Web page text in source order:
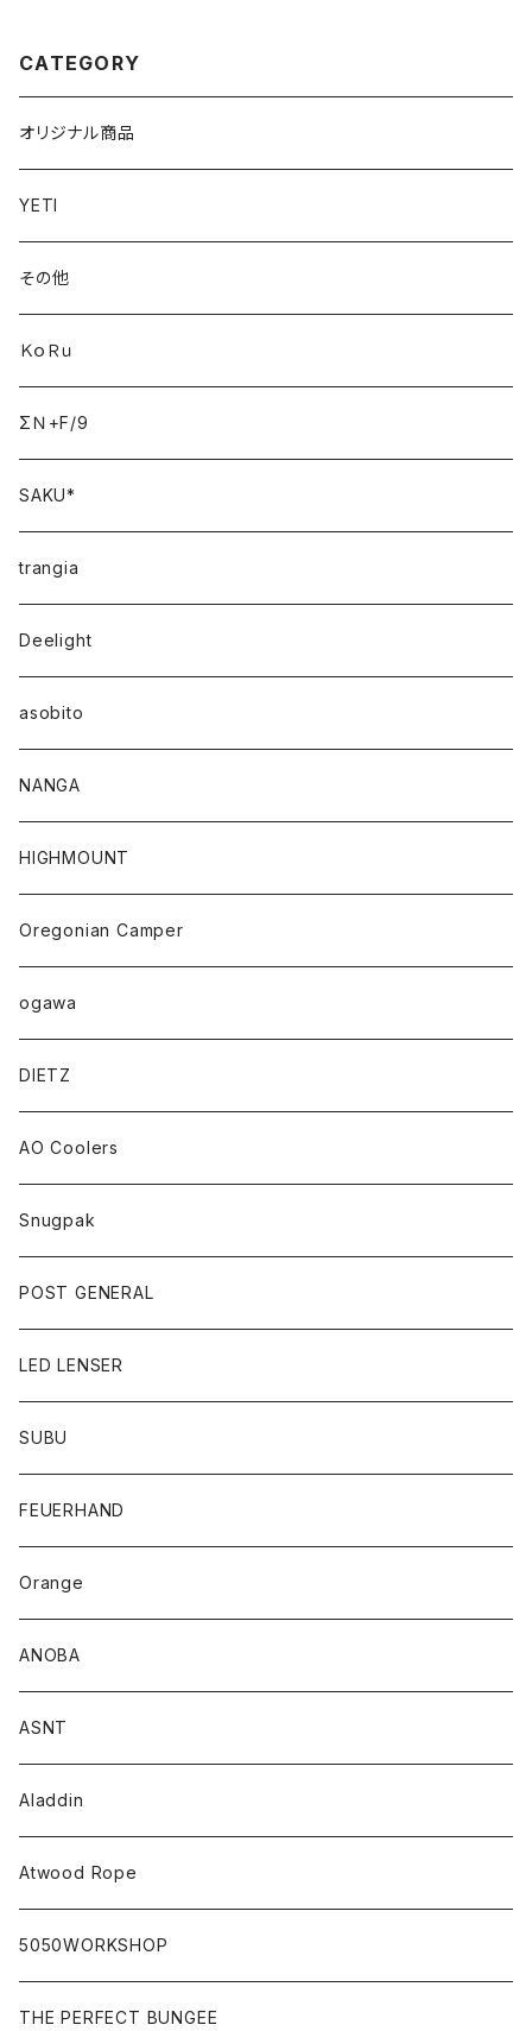
CATEGORY
オリジナル商品
YETI
その他
ＫｏＲｕ
ΣＮ+F/9
SAKU*
trangia
Deelight
asobito
NANGA
HIGHMOUNT
Oregonian Camper
ogawa
DIETZ
AO Coolers
Snugpak
POST GENERAL
LED LENSER
SUBU
FEUERHAND
Orange
ANOBA
ASNT
Aladdin
Atwood Rope
5050WORKSHOP
THE PERFECT BUNGEE